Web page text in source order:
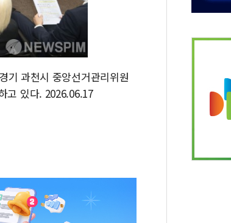
기 과천시 중앙선거관리위원
고 있다. 2026.06.17